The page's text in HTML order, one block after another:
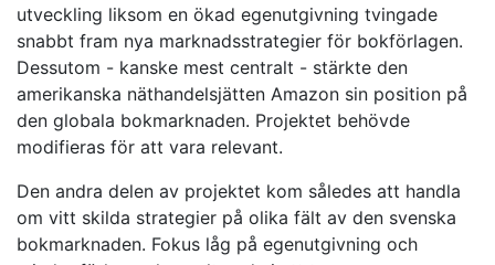
utveckling liksom en ökad egenutgivning tvingade
snabbt fram nya marknadsstrategier för bokförlagen.
Dessutom - kanske mest centralt - stärkte den
amerikanska näthandelsjätten Amazon sin position på
den globala bokmarknaden. Projektet behövde
modifieras för att vara relevant.
Den andra delen av projektet kom således att handla
om vitt skilda strategier på olika fält av den svenska
bokmarknaden. Fokus låg på egenutgivning och